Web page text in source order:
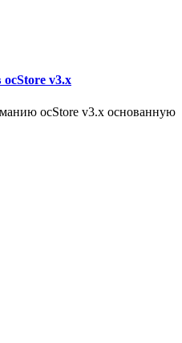
ocStore v3.x
ocStore v3.x основанную